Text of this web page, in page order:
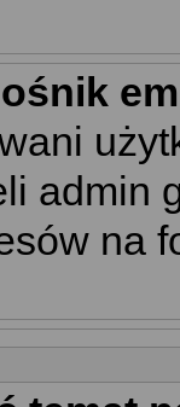
admin
na